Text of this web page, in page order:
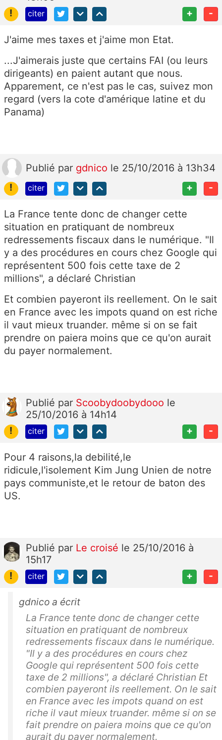
!
citer + -
J'aime mes taxes et j'aime mon Etat.
...J'aimerais juste que certains FAI (ou leurs
dirigeants) en paient autant que nous.
Apparement, ce n'est pas le cas, suivez mon
regard (vers la cote d'amérique latine et du
Panama)
Publié par gdnico le 25/10/2016 à 13h34
!
citer + -
La France tente donc de changer cette
situation en pratiquant de nombreux
redressements fiscaux dans le numérique. "Il
y a des procédures en cours chez Google qui
représentent 500 fois cette taxe de 2
millions", a déclaré Christian
Et combien payeront ils reellement. On le sait
en France avec les impots quand on est riche
il vaut mieux truander. même si on se fait
prendre on paiera moins que ce qu'on aurait
du payer normalement.
Publié par Scoobydoobydooo le
25/10/2016 à 14h14
!
citer + -
Pour 4 raisons,la debilité,le
ridicule,l'isolement Kim Jung Unien de notre
pays communiste,et le retour de baton des
US.
Publié par Le croisé le 25/10/2016 à
15h17
!
citer + -
gdnico a écrit
La France tente donc de changer cette
situation en pratiquant de nombreux
redressements fiscaux dans le numérique.
"Il y a des procédures en cours chez
Google qui représentent 500 fois cette
taxe de 2 millions", a déclaré Christian Et
combien payeront ils reellement. On le sait
en France avec les impots quand on est
riche il vaut mieux truander. même si on se
fait prendre on paiera moins que ce qu'on
aurait du payer normalement.